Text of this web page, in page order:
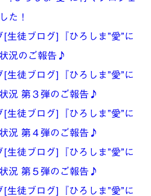
た！
[生徒ブログ]『ひろしま”愛”に
況のご報告♪
[生徒ブログ]『ひろしま”愛”に
況 第３弾のご報告♪
[生徒ブログ]『ひろしま”愛”に
況 第４弾のご報告♪
[生徒ブログ]『ひろしま”愛”に
況 第５弾のご報告♪
[生徒ブログ]『ひろしま”愛”に